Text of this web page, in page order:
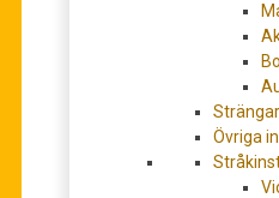
Övriga